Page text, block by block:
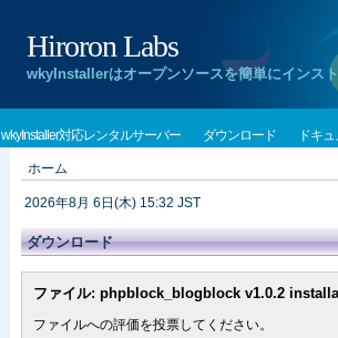
Hiroron Labs
wkyInstallerはオープンソースを簡単にインス
wkyInstaller対応レンタルサーバー ダウンロード ドキ
ホーム
2026年8月 6日(木) 15:32 JST
ダウンロード
ファイル: phpblock_blogblock v1.0.2
ファイルへの評価を投票してください。